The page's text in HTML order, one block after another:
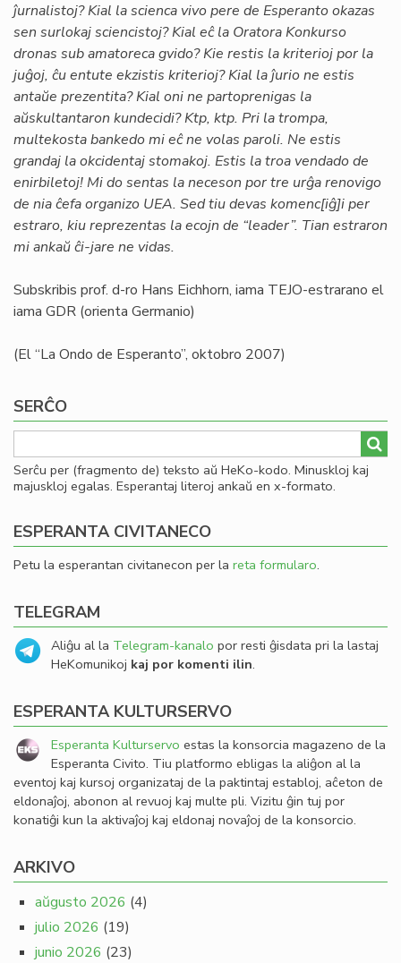
ĵurnalistoj? Kial la scienca vivo pere de Esperanto okazas
sen surlokaj sciencistoj? Kial eĉ la Oratora Konkurso
dronas sub amatoreca gvido? Kie restis la kriterioj por la
juĝoj, ĉu entute ekzistis kriterioj? Kial la ĵurio ne estis
antaŭe prezentita? Kial oni ne partoprenigas la
aŭskultantaron kundecidi? Ktp, ktp. Pri la trompa,
multekosta bankedo mi eĉ ne volas paroli. Ne estis
grandaj la okcidentaj stomakoj. Estis la troa vendado de
enirbiletoj! Mi do sentas la neceson por tre urĝa renovigo
de nia ĉefa organizo UEA. Sed tiu devas komenc[iĝ]i per
estraro, kiu reprezentas la ecojn de “leader”. Tian estraron
mi ankaŭ ĉi-jare ne vidas.
Subskribis prof. d-ro Hans Eichhorn, iama TEJO-estrarano el
iama GDR (orienta Germanio)
(El “La Ondo de Esperanto”, oktobro 2007)
SERĈO
Serĉu per (fragmento de) teksto aŭ HeKo-kodo. Minuskloj kaj
majuskloj egalas. Esperantaj literoj ankaŭ en x-formato.
ESPERANTA CIVITANECO
Petu la esperantan civitanecon per la reta formularo.
TELEGRAM
Aliĝu al la Telegram-kanalo por resti ĝisdata pri la lastaj
HeKomunikoj kaj por komenti ilin.
ESPERANTA KULTURSERVO
Esperanta Kulturservo estas la konsorcia magazeno de la
Esperanta Civito. Tiu platformo ebligas la aliĝon al la
eventoj kaj kursoj organizataj de la paktintaj establoj, aĉeton de
eldonaĵoj, abonon al revuoj kaj multe pli. Vizitu ĝin tuj por
konatiĝi kun la aktivaĵoj kaj eldonaj novaĵoj de la konsorcio.
ARKIVO
aŭgusto 2026 (4)
julio 2026 (19)
junio 2026 (23)